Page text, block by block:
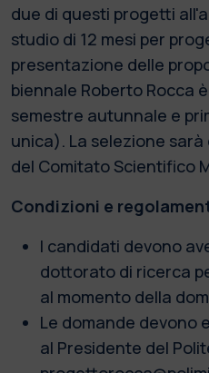
due di questi progetti
studio di 12 mesi per
presentazione delle
biennale Roberto Rocca
semestre autunnale e
unica). La selezione
del Comitato Scientifico
Condizioni e
I candidati devono
dottorato di ricerca
al momento della
Le domande devono
al Presidente del